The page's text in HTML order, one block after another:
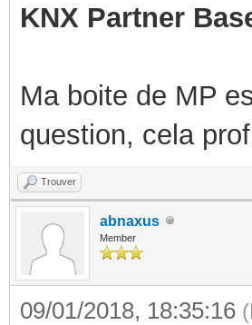
KNX Partner
Ma boite de MP
question, cela
Trouver
abnaxus
Member
09/01/2018, 18:35:16